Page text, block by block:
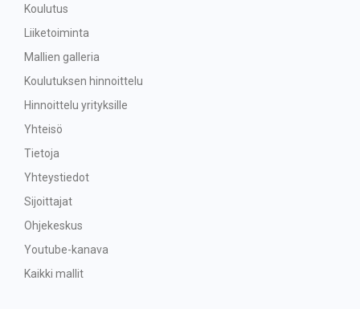
Koulutus
Liiketoiminta
Mallien galleria
Koulutuksen hinnoittelu
Hinnoittelu yrityksille
Yhteisö
Tietoja
Yhteystiedot
Sijoittajat
Ohjekeskus
Youtube-kanava
Kaikki mallit